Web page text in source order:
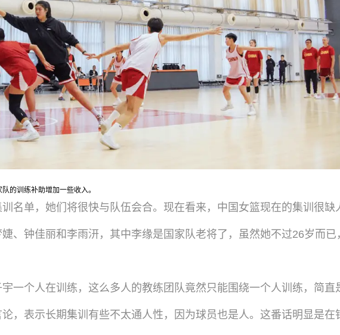
的训练补助增加一些收入。
名单，她们将很快与队伍会合。现在看来，中国女篮现在的集训很缺
、钟佳丽和李雨汧，其中李缘是国家队老将了，虽然她不过26岁而已
一个人在训练，这么多人的教练团队竟然只能围绕一个人训练，简直
，表示长期集训有些不太通人性，因为球员也是人。这番话明显是在